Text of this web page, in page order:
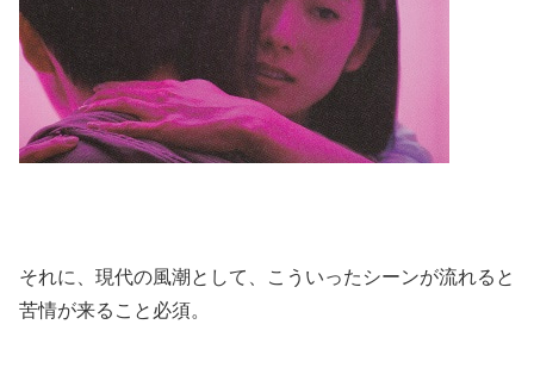
それに、現代の風潮として、こういったシーンが流れると
苦情が来ること必須。